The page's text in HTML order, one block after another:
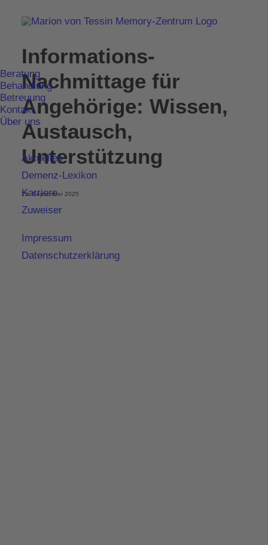
Beratung
Behandlung
Betreuung
Kontakt
Über uns
Aktuelles
Demenz-Lexikon
Karriere
Zuweiser
Impressum
Datenschutzerklärung
Informations-
Nachmittage für
Angehörige: Wissen,
Austausch,
Unterstützung
29. September 2025